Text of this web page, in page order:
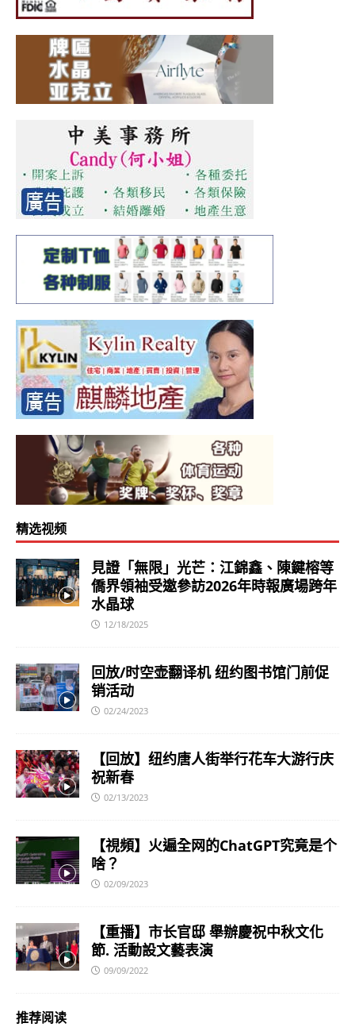
精选视频
見證「無限」光芒：江錦鑫、陳鍵榕等
僑界領袖受邀參訪2026年時報廣場跨年
水晶球
12/18/2025
回放/时空壶翻译机 纽约图书馆门前促
销活动
02/24/2023
【回放】纽约唐人街举行花车大游行庆
祝新春
02/13/2023
【視頻】火遍全网的ChatGPT究竟是个
啥？
02/09/2023
【重播】市长官邸 舉辦慶祝中秋文化
節. 活動設文藝表演
09/09/2022
推荐阅读